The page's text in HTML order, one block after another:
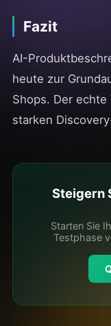
Fazit
AI-
heute zur
Shops. Der
starken
Steigern
Starten Sie
Testphase